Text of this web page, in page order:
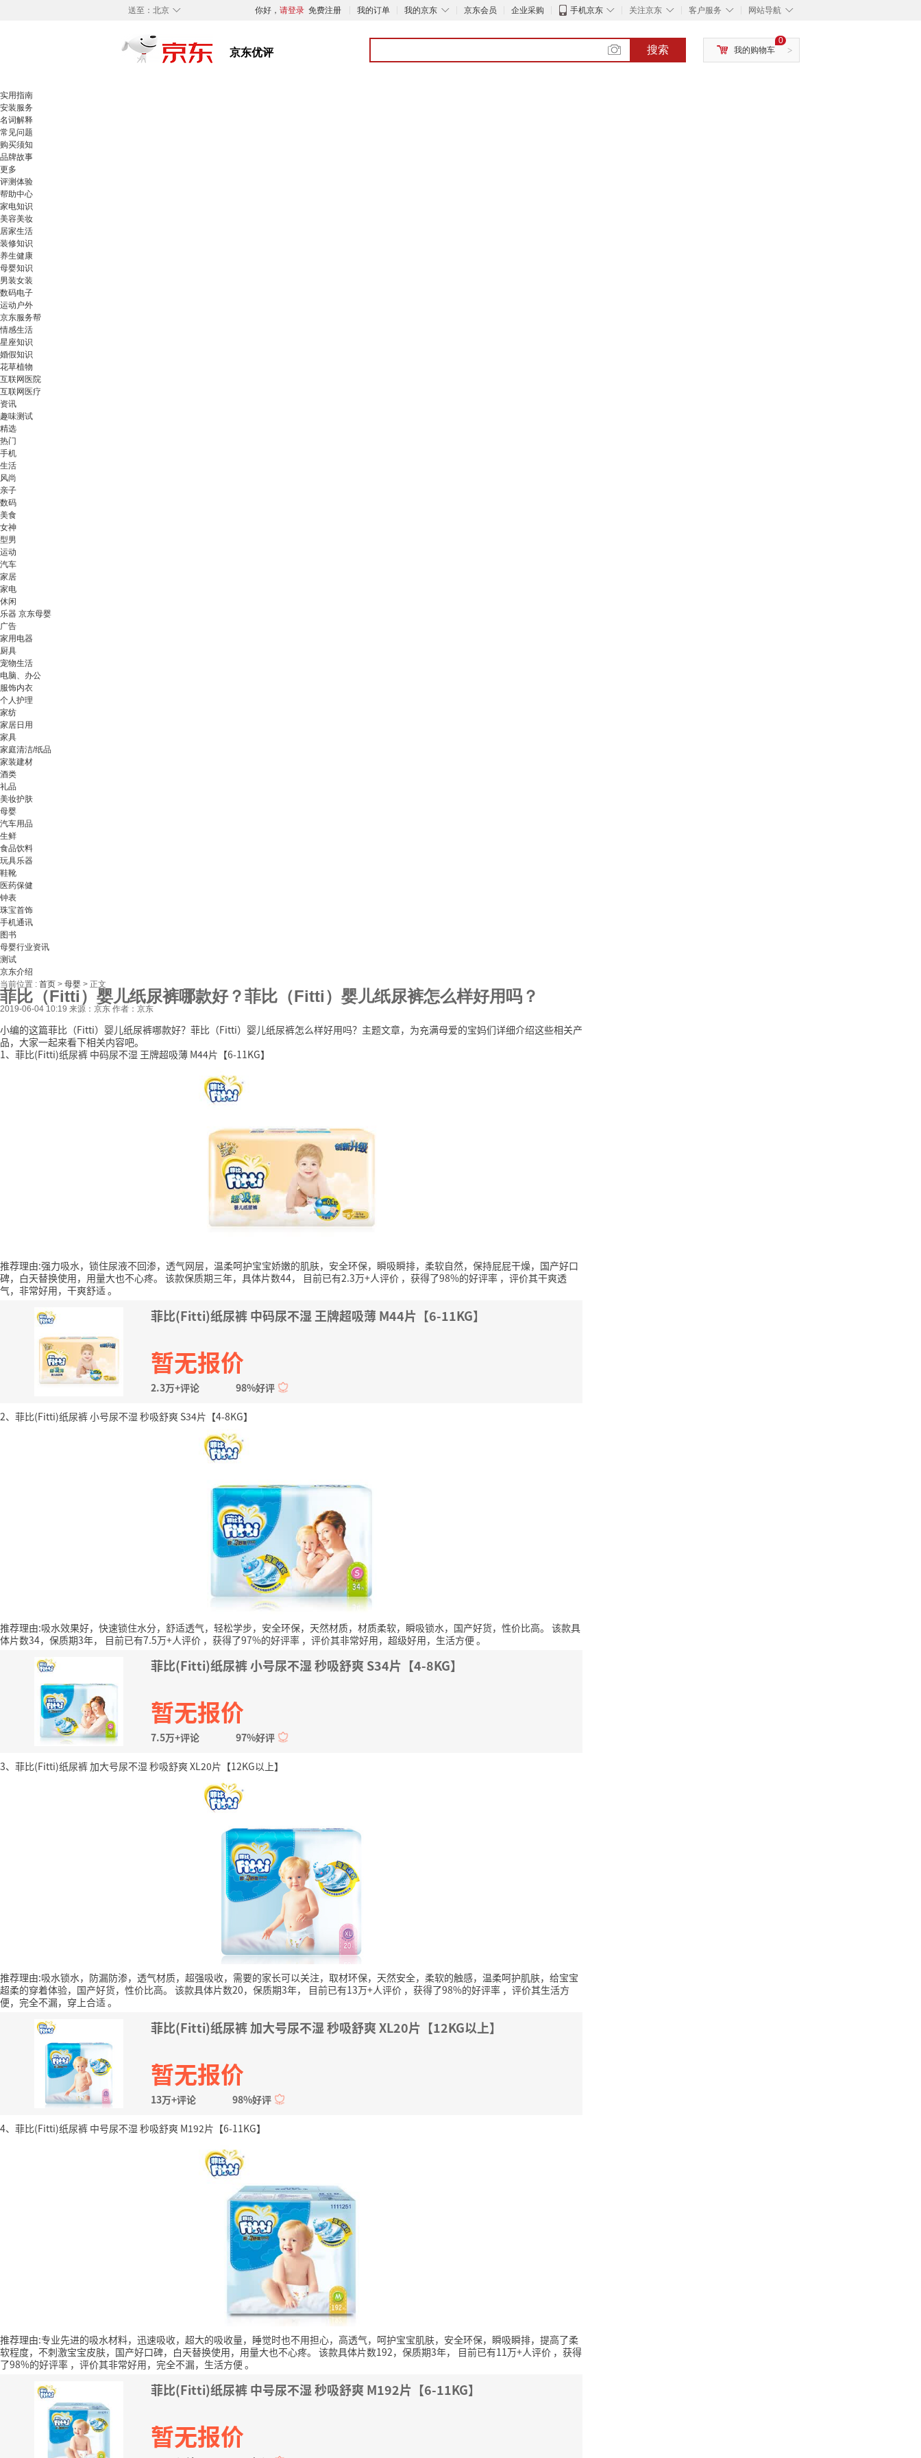
◇
送至： 北京 你好， 请登录 免费注册 我的订单 ◇
我的京东 京东会员 企业采购 ◇
手机京东 ◇
关注京东 ◇
客户服务 ◇
网站导航
搜索 >
0
我的购物车
实用指南
安装服务
名词解释
常见问题
购买须知
品牌故事
更多
评测体验
帮助中心
家电知识
美容美妆
居家生活
装修知识
养生健康
母婴知识
男装女装
数码电子
运动户外
京东服务帮
情感生活
星座知识
婚假知识
花草植物
互联网医院
互联网医疗
资讯
趣味测试
精选
热门
手机
生活
风尚
亲子
数码
美食
女神
型男
运动
汽车
家居
家电
休闲
乐器 京东母婴
广告
家用电器
厨具
宠物生活
电脑、办公
服饰内衣
个人护理
家纺
家居日用
家具
家庭清洁/纸品
家装建材
酒类
礼品
美妆护肤
母婴
汽车用品
生鲜
食品饮料
玩具乐器
鞋靴
医药保健
钟表
珠宝首饰
手机通讯
图书
母婴行业资讯
测试
京东介绍
当前位置 : 首页 > 母婴 > 正文
菲比（Fitti）婴儿纸尿裤哪款好？菲比（Fitti）婴儿纸尿裤怎么样好用吗？
2019-06-04 10:19 来源：京东 作者：京东
小编的这篇菲比（Fitti）婴儿纸尿裤哪款好？菲比（Fitti）婴儿纸尿裤怎么样好用吗？主题文章，为充满母爱的宝妈们详细介绍这些相关产
品，大家一起来看下相关内容吧。
1、菲比(Fitti)纸尿裤 中码尿不湿 王牌超吸薄 M44片【6-11KG】
推荐理由:强力吸水，锁住尿液不回渗，透气网层，温柔呵护宝宝娇嫩的肌肤，安全环保，瞬吸瞬排，柔软自然，保持屁屁干燥，国产好口
碑，白天替换使用，用量大也不心疼。 该款保质期三年，具体片数44， 目前已有2.3万+人评价 ，获得了98%的好评率 ，评价其干爽透
气，非常好用，干爽舒适。
菲比(Fitti)纸尿裤 中码尿不湿 王牌超吸薄 M44片【6-11KG】
暂无报价
2.3万+评论 98%好评
2、菲比(Fitti)纸尿裤 小号尿不湿 秒吸舒爽 S34片【4-8KG】
推荐理由:吸水效果好，快速锁住水分，舒适透气，轻松学步，安全环保，天然材质，材质柔软，瞬吸锁水，国产好货，性价比高。 该款具
体片数34，保质期3年，
目前已有7.5万+人评价 ，获得了97%的好评率 ，评价其非常好用，超级好用，生活方便。
菲比(Fitti)纸尿裤 小号尿不湿 秒吸舒爽 S34片【4-8KG】
暂无报价
7.5万+评论 97%好评
3、菲比(Fitti)纸尿裤 加大号尿不湿 秒吸舒爽 XL20片【12KG以上】
推荐理由:吸水锁水，防漏防渗，透气材质，超强吸收，需要的家长可以关注，取材环保，天然安全，柔软的触感，温柔呵护肌肤，给宝宝
超柔的穿着体验，国产好货，性价比高。 该款具体片数20，保质期3年， 目前已有13万+人评价 ，获得了98%的好评率 ，评价其生活方
便，完全不漏，穿上合适。
菲比(Fitti)纸尿裤 加大号尿不湿 秒吸舒爽 XL20片【12KG以上】
暂无报价
13万+评论 98%好评
4、菲比(Fitti)纸尿裤 中号尿不湿 秒吸舒爽 M192片【6-11KG】
推荐理由:专业先进的吸水材料，迅速吸收，超大的吸收量，睡觉时也不用担心，高透气，呵护宝宝肌肤，安全环保，瞬吸瞬排，提高了柔
软程度，不刺激宝宝皮肤，国产好口碑，白天替换使用，用量大也不心疼。 该款具体片数192，保质期3年， 目前已有11万+人评价 ，获得
了98%的好评率 ，评价其非常好用，完全不漏，生活方便。
菲比(Fitti)纸尿裤 中号尿不湿 秒吸舒爽 M192片【6-11KG】
暂无报价